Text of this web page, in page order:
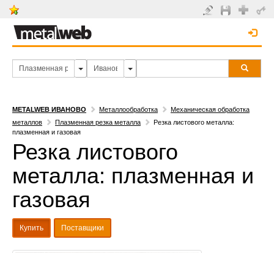
METALWEB ИВАНОВО Металлообработка
Механическая обработка
металлов
Плазменная резка металла
Резка листового металла:
плазменная и газовая
Резка листового
металла: плазменная и
газовая
Купить Поставщики